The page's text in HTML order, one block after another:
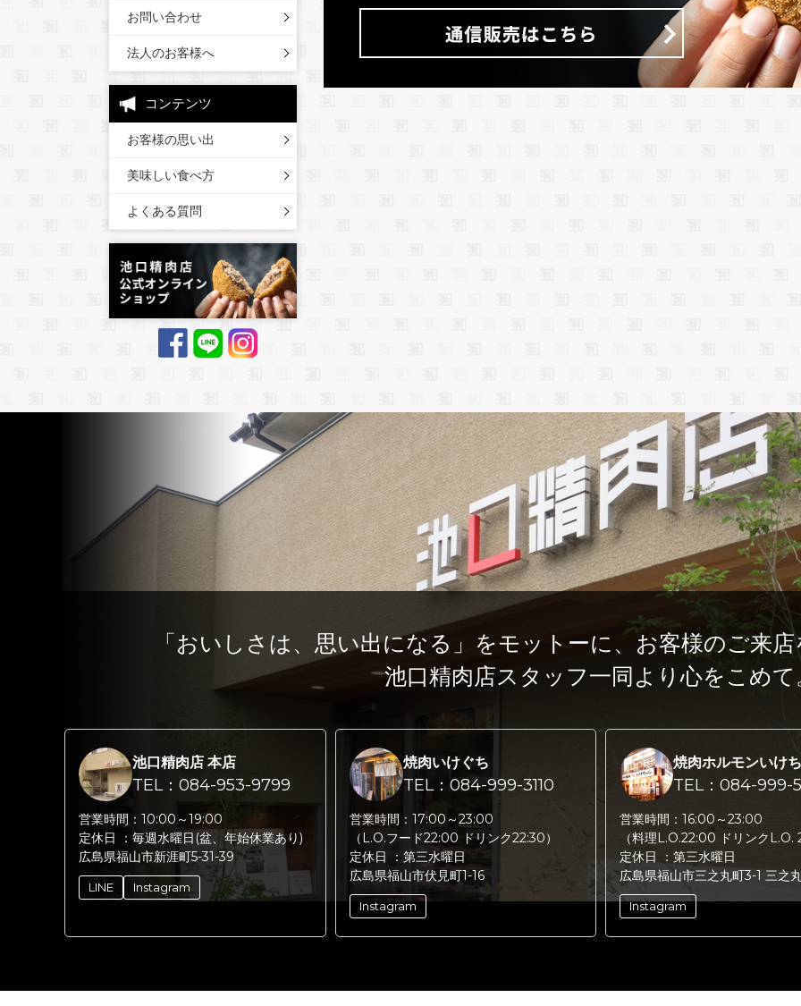
お問い合わせ
法人のお客様へ
コンテンツ
お客様の思い出
美味しい食べ方
よくある質問
「おいしさは、思い出になる」をモットーに、 お客様のご来
池口精肉店スタッフ一同より心をこめて
池口精肉店 本店
TEL：084-953-9799
営業時間： 10:00～19:00
定休日 ： 毎週水曜日(盆、年始休業あり)
広島県福山市新涯町5-31-39
LINE Instagram
焼肉いけぐち
TEL：084-999-3110
営業時間： 17:00～23:00
（L.O.フード22:00 ドリンク22:30）
定休日 ： 第三水曜日
広島県福山市伏見町1-16
Instagram
焼肉ホルモンいけ
TEL：084-999-
営業時間： 16:00～23:00
（料理L.O.22:00 ドリンクL.O.
定休日 ： 第三水曜日
広島県福山市三之丸町3-1 三之
Instagram